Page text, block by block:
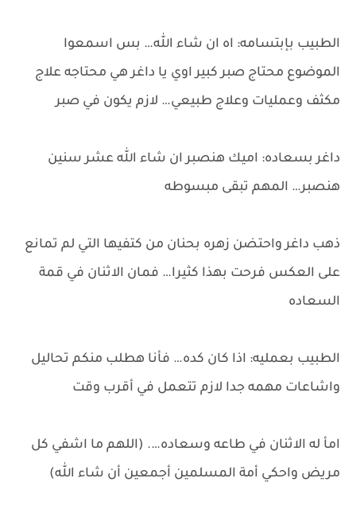
الطبيب بإبتسامه: اه ان شاء الله… بس اسمعوا
الموضوع محتاج صبر كبير اوي يا داغر هي محتاجه علاج
مكثف وعمليات وعلاج طبيعي… لازم يكون في صبر
داغر بسعاده: اميك هنصبر ان شاء الله عشر سنين
هنصبر… المهم تبقى مبسوطه
ذهب داغر واحتضن زهره بحنان من كتفيها التي لم تمانع
على العكس فرحت بهذا كثيرا… فمان الاثنان في قمة
السعاده
الطبيب بعمليه: اذا كان كده… فأنا هطلب منكم تحاليل
واشاعات مهمه جدا لازم تتعمل في أقرب وقت
امأ له الاثنان في طاعه وسعاده…. (اللهم ما اشفي كل
مريض واحكي أمة المسلمين أجمعين أن شاء الله)